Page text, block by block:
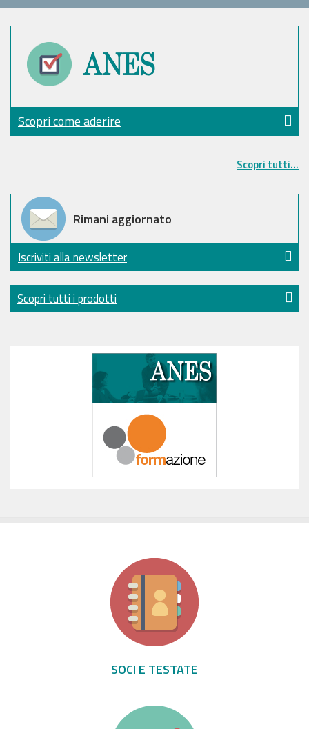
Scopri come aderire
Scopri tutti...
Rimani aggiornato
Iscriviti alla newsletter
Scopri tutti i prodotti
SOCI E TESTATE